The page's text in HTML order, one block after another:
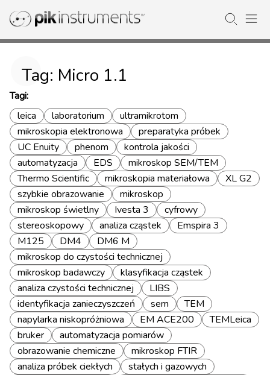
Tag: Micro 1.1
Tagi:
leica
laboratorium
ultramikrotom
mikroskopia elektronowa
preparatyka próbek
UC Enuity
phenom
kontrola jakości
automatyzacja
EDS
mikroskop SEM/TEM
Thermo Scientific
mikroskopia materiałowa
XL G2
szybkie obrazowanie
mikroskop
mikroskop świetlny
Ivesta 3
cyfrowy
stereoskopowy
analiza cząstek
Emspira 3
M125
DM4
DM6 M
mikroskop do czystości technicznej
mikroskop badawczy
klasyfikacja cząstek
analiza czystości technicznej
LIBS
identyfikacja zanieczyszczeń
sem
TEM
napylarka niskopróżniowa
EM ACE200
TEMLeica
bruker
automatyzacja pomiarów
obrazowanie chemiczne
mikroskop FTIR
analiza próbek ciekłych
stałych i gazowych